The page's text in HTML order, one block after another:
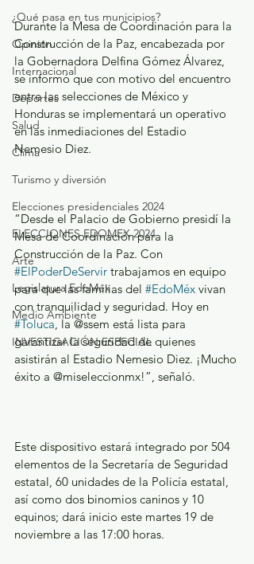
¿Qué pasa en tus municipios?
Opinión
Internacional
Deportes
Salud
Clima
Turismo y diversión
Elecciones presidenciales 2024
ELECCIONES EDOMEX 2024
Arte
Legislatura EdoMéx
Medio Ambiente
INVESTIGACIÓN ESPECIAL
Durante la Mesa de Coordinación para la
Construcción de la Paz, encabezada por
la Gobernadora Delfina Gómez Álvarez,
se informó que con motivo del encuentro
entre las selecciones de México y
Honduras se implementará un operativo
en las inmediaciones del Estadio
Nemesio Diez.
“Desde el Palacio de Gobierno presidí la
Mesa de Coordinación para la
Construcción de la Paz. Con
#ElPoderDeServir trabajamos en equipo
para que las familias del #EdoMéx vivan
con tranquilidad y seguridad. Hoy en
#Toluca, la @ssem está lista para
garantizar la seguridad de quienes
asistirán al Estadio Nemesio Diez. ¡Mucho
éxito a @miseleccionmx!”, señaló.
Este dispositivo estará integrado por 504
elementos de la Secretaría de Seguridad
estatal, 60 unidades de la Policía estatal,
así como dos binomios caninos y 10
equinos; dará inicio este martes 19 de
noviembre a las 17:00 horas.